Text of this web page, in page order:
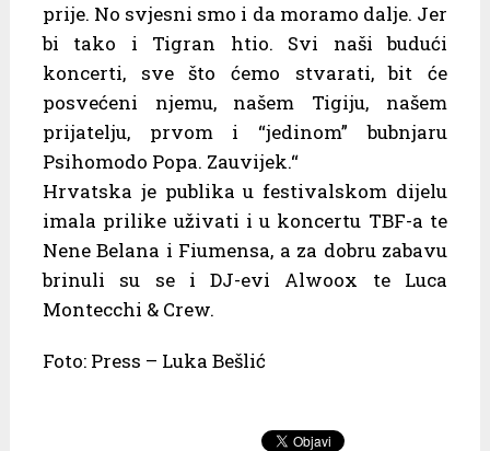
prije. No svjesni smo i da moramo dalje. Jer
bi tako i Tigran htio. Svi naši budući
koncerti, sve što ćemo stvarati, bit će
posvećeni njemu, našem Tigiju, našem
prijatelju, prvom i “jedinom” bubnjaru
Psihomodo Popa. Zauvijek.“
Hrvatska je publika u festivalskom dijelu
imala prilike uživati i u koncertu TBF-a te
Nene Belana i Fiumensa, a za dobru zabavu
brinuli su se i DJ-evi Alwoox te Luca
Montecchi & Crew.
Foto: Press – Luka Bešlić